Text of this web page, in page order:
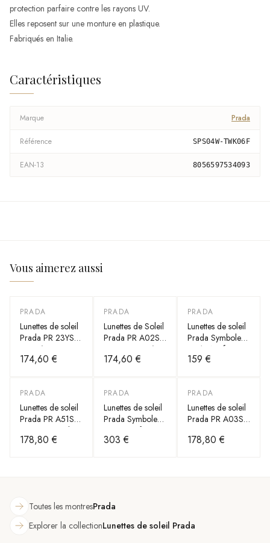
protection parfaire contre les rayons UV.
Elles reposent sur une monture en plastique.
Fabriqués en Italie.
Caractéristiques
Marque Prada
Référence SPS04W-TWK06F
EAN-13 8056597534093
Vous aimerez aussi
PRADA
Lunettes de soleil
Prada PR 23YS
en acétate
174,60 €
PRADA
Lunettes de Soleil
Prada PR A02S
cat eye en acétate
174,60 €
PRADA
Lunettes de soleil
Prada Symbole
PR 17WS forme
rectangulaire
159 €
PRADA
Lunettes de soleil
Prada PR A51S
monture métal
178,80 €
PRADA
Lunettes de soleil
Prada Symbole
PR 17WS forme
rectangulaire
303 €
PRADA
Lunettes de soleil
Prada PR A03S
178,80 €
Toutes les montresPrada
Explorer la collectionLunettes de soleil Prada